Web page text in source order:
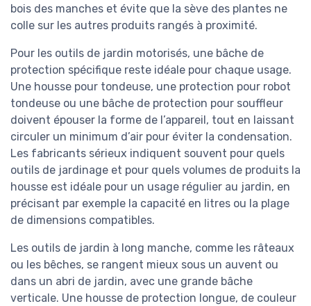
bois des manches et évite que la sève des plantes ne
colle sur les autres produits rangés à proximité.
Pour les outils de jardin motorisés, une bâche de
protection spécifique reste idéale pour chaque usage.
Une housse pour tondeuse, une protection pour robot
tondeuse ou une bâche de protection pour souffleur
doivent épouser la forme de l’appareil, tout en laissant
circuler un minimum d’air pour éviter la condensation.
Les fabricants sérieux indiquent souvent pour quels
outils de jardinage et pour quels volumes de produits la
housse est idéale pour un usage régulier au jardin, en
précisant par exemple la capacité en litres ou la plage
de dimensions compatibles.
Les outils de jardin à long manche, comme les râteaux
ou les bêches, se rangent mieux sous un auvent ou
dans un abri de jardin, avec une grande bâche
verticale. Une housse de protection longue, de couleur